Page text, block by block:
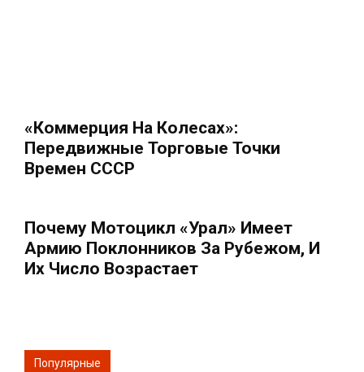
«Коммерция На Колесах»:
Передвижные Торговые Точки
Времен СССР
Почему Мотоцикл «Урал» Имеет
Армию Поклонников За Рубежом, И
Их Число Возрастает
Популярные